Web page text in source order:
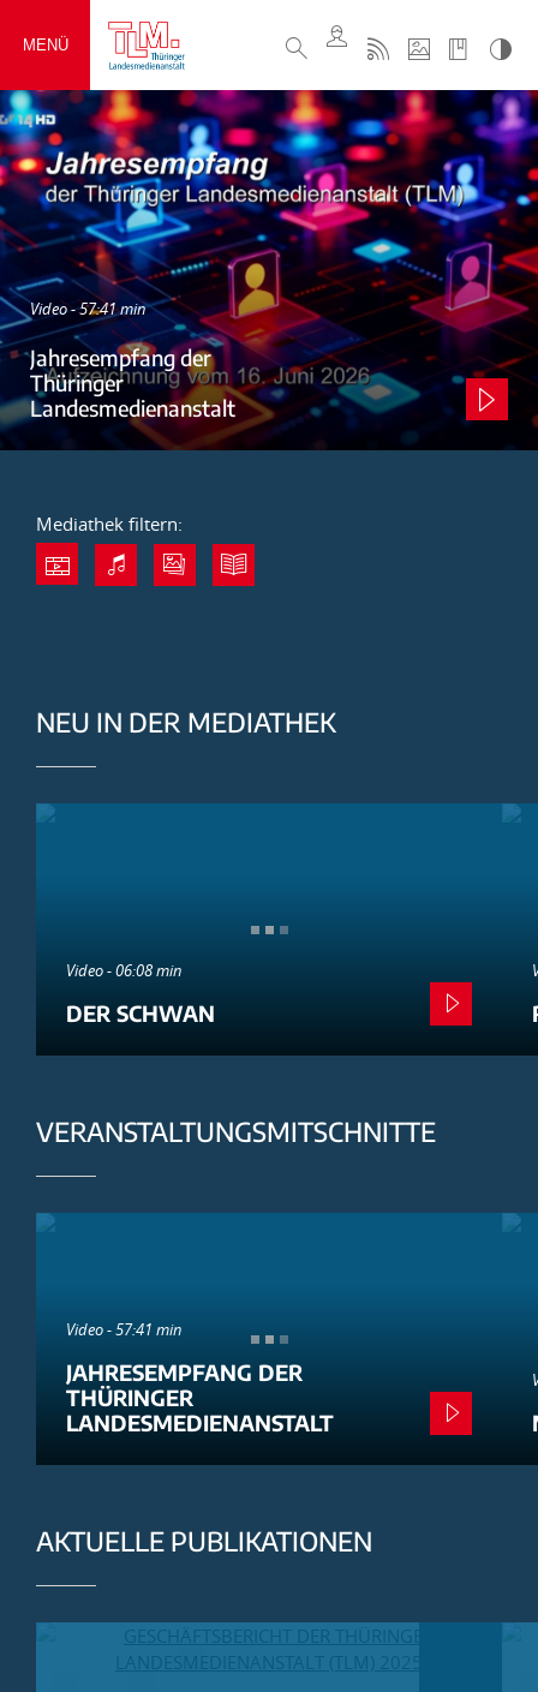
MENÜ
Video - 57:41 min
Jahresempfang der
Thüringer
Landesmedienanstalt
Mediathek filtern:
NEU IN DER MEDIATHEK
Video - 06:08 min
DER SCHWAN
VERANSTALTUNGSMITSCHNITTE
Video - 57:41 min
JAHRESEMPFANG DER
THÜRINGER
LANDESMEDIENANSTALT
AKTUELLE PUBLIKATIONEN